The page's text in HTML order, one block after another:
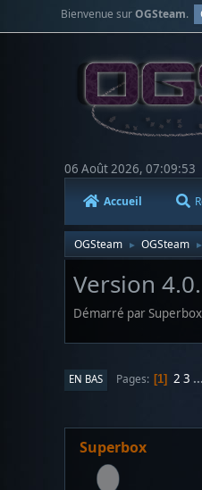
Bienvenue surOGSteam.
06 Août 2026, 07:09:53
Accueil
OGSteam ► OGSteam ►
Version
Démarré par
EN BAS Pages 1 2 3 ...
Superbox